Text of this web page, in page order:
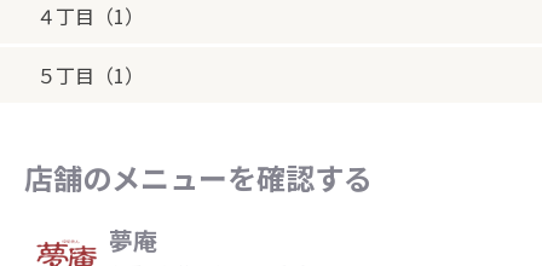
４丁目（1）
５丁目（1）
店舗のメニューを確認する
夢庵